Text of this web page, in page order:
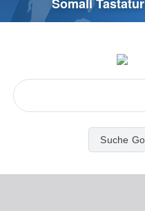
Suche